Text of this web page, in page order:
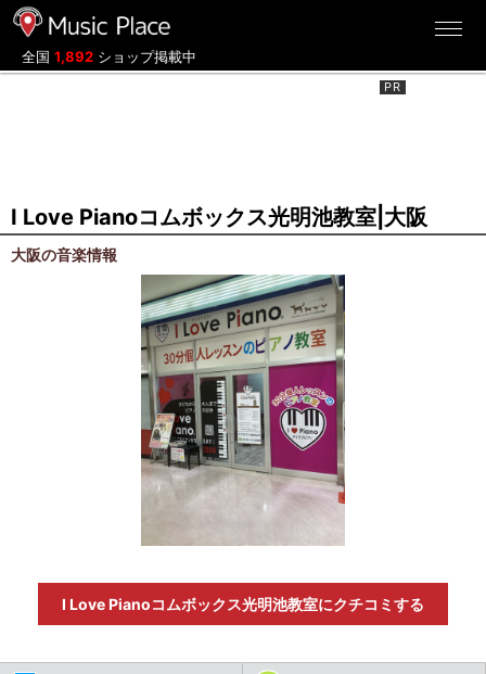
全国 1,892 ショップ掲載中
I Love Pianoコムボックス光明池教室|大阪
大阪の音楽情報
I Love Pianoコムボックス光明池教室にクチコミする